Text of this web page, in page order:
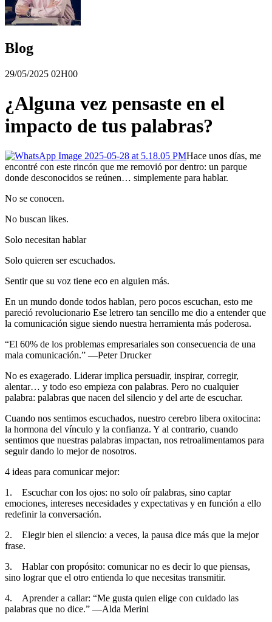
Blog
29/05/2025 02H00
¿Alguna vez pensaste en el
impacto de tus palabras?
Hace unos días, me
encontré con este rincón que me removió por dentro: un parque
donde desconocidos se reúnen… simplemente para hablar.
No se conocen.
No buscan likes.
Solo necesitan hablar
Solo quieren ser escuchados.
Sentir que su voz tiene eco en alguien más.
En un mundo donde todos hablan, pero pocos escuchan, esto me
pareció revolucionario Ese letrero tan sencillo me dio a entender que
la comunicación sigue siendo nuestra herramienta más poderosa.
“El 60% de los problemas empresariales son consecuencia de una
mala comunicación.” —Peter Drucker
No es exagerado. Liderar implica persuadir, inspirar, corregir,
alentar… y todo eso empieza con palabras. Pero no cualquier
palabra: palabras que nacen del silencio y del arte de escuchar.
Cuando nos sentimos escuchados, nuestro cerebro libera oxitocina:
la hormona del vínculo y la confianza. Y al contrario, cuando
sentimos que nuestras palabras impactan, nos retroalimentamos para
seguir dando lo mejor de nosotros.
4 ideas para comunicar mejor:
1. Escuchar con los ojos: no solo oír palabras, sino captar
emociones, intereses necesidades y expectativas y en función a ello
redefinir la conversación.
2. Elegir bien el silencio: a veces, la pausa dice más que la mejor
frase.
3. Hablar con propósito: comunicar no es decir lo que piensas,
sino lograr que el otro entienda lo que necesitas transmitir.
4. Aprender a callar: “Me gusta quien elige con cuidado las
palabras que no dice.” —Alda Merini